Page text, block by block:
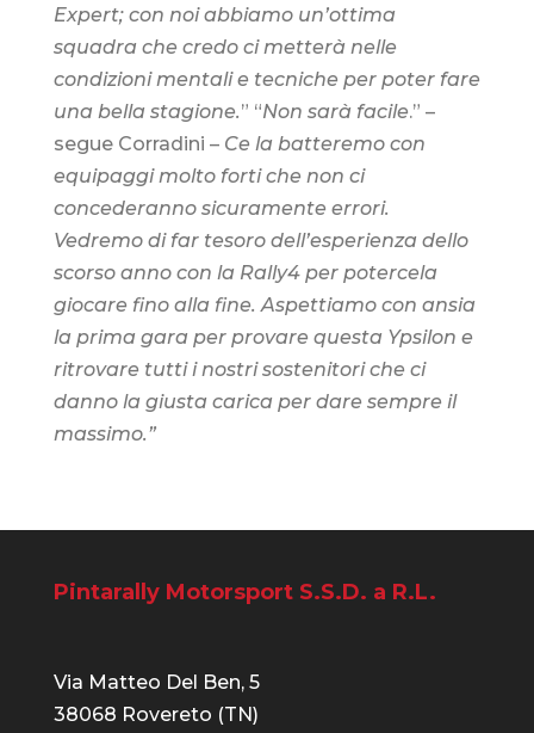
Expert; con noi abbiamo un’ottima
squadra che credo ci metterà nelle
condizioni mentali e tecniche per poter fare
una bella stagione.” “Non sarà facile.” –
segue Corradini – Ce la batteremo con
equipaggi molto forti che non ci
concederanno sicuramente errori.
Vedremo di far tesoro dell’esperienza dello
scorso anno con la Rally4 per potercela
giocare fino alla fine. Aspettiamo con ansia
la prima gara per provare questa Ypsilon e
ritrovare tutti i nostri sostenitori che ci
danno la giusta carica per dare sempre il
massimo.”
Pintarally Motorsport S.S.D. a R.L.
Via Matteo Del Ben, 5
38068 Rovereto (TN)